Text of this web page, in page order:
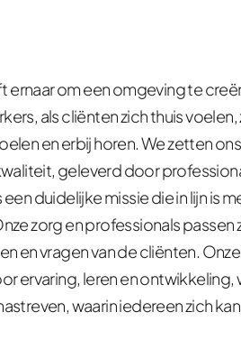
ernaar om een omgeving te
als cliënten zich thuis voelen,
en erbij horen. We zetten
geleverd door
duidelijke missie die in lijn is
zorg en professionals passen
en vragen van de cliënten.
ervaring, leren en ontwikkeling,
waarin iedereen zich kan